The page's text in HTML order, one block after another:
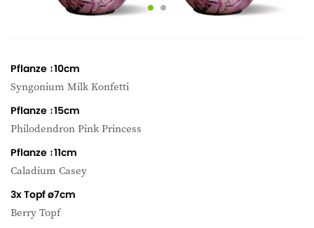
Pflanze ↕10cm
Syngonium Milk Konfetti
Pflanze ↕15cm
Philodendron Pink Princess
Pflanze ↕11cm
Caladium Casey
3x Topf ø7cm
Berry Topf